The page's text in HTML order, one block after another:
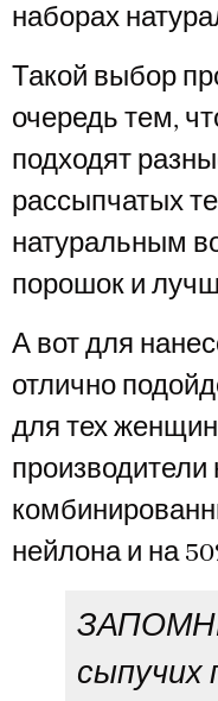
наборах
Такой выбор
очередь тем,
подходят
рассыпчатых
натуральным
порошок и
А вот для
отлично
для тех
нейлона и на
сыпучих